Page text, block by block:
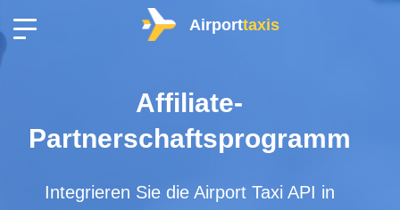
Airporttaxis
Affiliate-
Partnerschaftsprogramm
Integrieren Sie die Airport Taxi API in